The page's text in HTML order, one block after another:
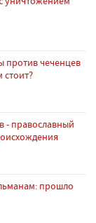
против чеченцев
стоит?
- православный
прошло